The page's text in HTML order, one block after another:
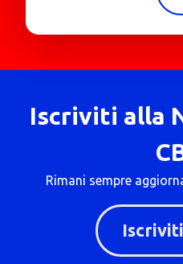
Iscriviti alla
Rimani sempre